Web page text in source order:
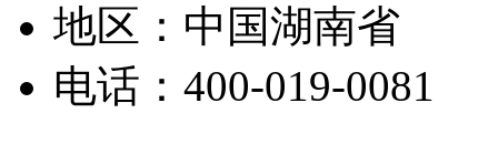
地区： 中国湖南省
电话： 400-019-0081